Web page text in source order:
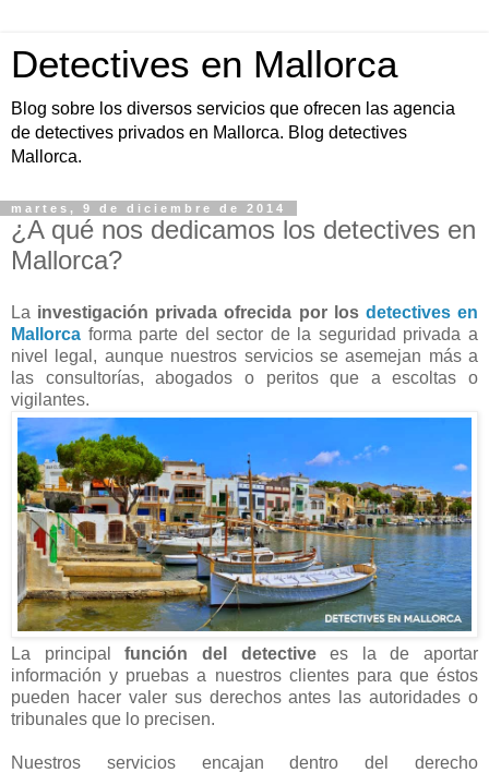
Detectives en Mallorca
Blog sobre los diversos servicios que ofrecen las agencia
de detectives privados en Mallorca. Blog detectives
Mallorca.
martes, 9 de diciembre de 2014
¿A qué nos dedicamos los detectives en
Mallorca?
La investigación privada ofrecida por los detectives en
Mallorca forma parte del sector de la seguridad privada a
nivel legal, aunque nuestros servicios se asemejan más a
las consultorías, abogados o peritos que a escoltas o
vigilantes.
La principalfunción del detectivees la de aportar
información y pruebas a nuestros clientes para que éstos
pueden hacer valer sus derechos antes las autoridades o
tribunales que lo precisen.
Nuestros servicios encajan dentro del derecho